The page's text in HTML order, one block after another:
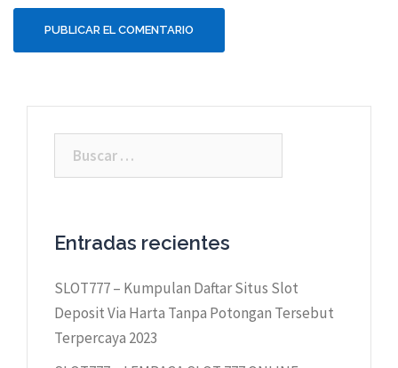
Entradas recientes
SLOT777 – Kumpulan Daftar Situs Slot
Deposit Via Harta Tanpa Potongan Tersebut
Terpercaya 2023